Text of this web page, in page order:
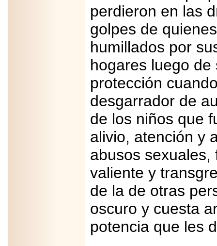
perdieron en las
golpes de
humillados por
hogares luego
protección
desgarrador de
de los niños que
alivio, atención y
abusos
valiente y
de la de otras
oscuro y cuesta
potencia que les